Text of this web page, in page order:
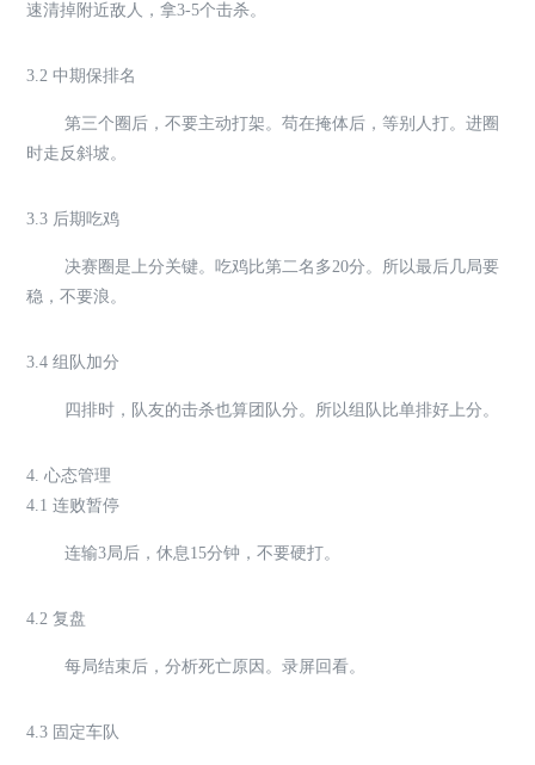
速清掉附近敌人，拿3-5个击杀。
3.2 中期保排名
第三个圈后，不要主动打架。苟在掩体后，等别人打。进圈
时走反斜坡。
3.3 后期吃鸡
决赛圈是上分关键。吃鸡比第二名多20分。所以最后几局要
稳，不要浪。
3.4 组队加分
四排时，队友的击杀也算团队分。所以组队比单排好上分。
4. 心态管理
4.1 连败暂停
连输3局后，休息15分钟，不要硬打。
4.2 复盘
每局结束后，分析死亡原因。录屏回看。
4.3 固定车队